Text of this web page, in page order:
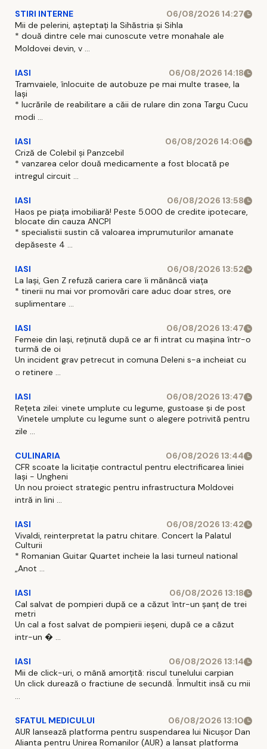
STIRI INTERNE
06/08/2026 14:27
Mii de pelerini, așteptați la Sihăstria și Sihla
* două dintre cele mai cunoscute vetre monahale ale
Moldovei devin, v ...
IASI
06/08/2026 14:18
Tramvaiele, înlocuite de autobuze pe mai multe trasee, la
Iași
* lucrările de reabilitare a căii de rulare din zona Targu Cucu
modi ...
IASI
06/08/2026 14:06
Criză de Colebil și Panzcebil
* vanzarea celor două medicamente a fost blocată pe
intregul circuit ...
IASI
06/08/2026 13:58
Haos pe piața imobiliară! Peste 5.000 de credite ipotecare,
blocate din cauza ANCPI
* specialistii sustin că valoarea imprumuturilor amanate
depăseste 4 ...
IASI
06/08/2026 13:52
La Iași, Gen Z refuză cariera care îi mănâncă viața
* tinerii nu mai vor promovări care aduc doar stres, ore
suplimentare ...
IASI
06/08/2026 13:47
Femeie din Iași, reținută după ce ar fi intrat cu mașina într-o
turmă de oi
Un incident grav petrecut in comuna Deleni s-a incheiat cu
o retinere ...
IASI
06/08/2026 13:47
Rețeta zilei: vinete umplute cu legume, gustoase și de post
Vinetele umplute cu legume sunt o alegere potrivită pentru
zile ...
CULINARIA
06/08/2026 13:44
CFR scoate la licitație contractul pentru electrificarea liniei
Iași - Ungheni
Un nou proiect strategic pentru infrastructura Moldovei
intră in lini ...
IASI
06/08/2026 13:42
Vivaldi, reinterpretat la patru chitare. Concert la Palatul
Culturii
* Romanian Guitar Quartet incheie la Iasi turneul national
„Anot ...
IASI
06/08/2026 13:18
Cal salvat de pompieri după ce a căzut într-un şanţ de trei
metri
Un cal a fost salvat de pompierii ieşeni, după ce a căzut
intr-un � ...
IASI
06/08/2026 13:14
Mii de click-uri, o mână amorțită: riscul tunelului carpian
Un click durează o fractiune de secundă. Înmultit insă cu mii
...
SFATUL MEDICULUI
06/08/2026 13:10
AUR lansează platforma pentru suspendarea lui Nicușor Dan
Alianta pentru Unirea Romanilor (AUR) a lansat platforma